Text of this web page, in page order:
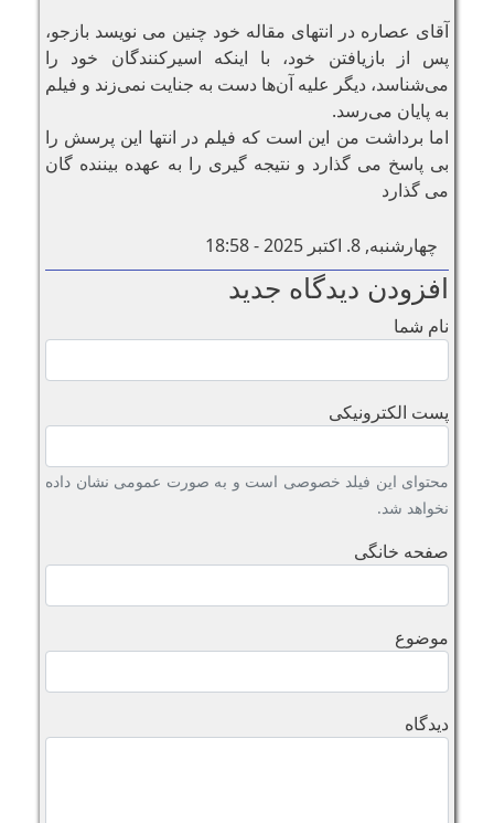
آقاى عصاره در انتهاى مقاله خود چنين مى نويسد بازجو،
پس از بازیافتن خود، با اینکه اسیرکنندگان خود را
می‌شناسد، دیگر علیه آن‌ها دست به جنایت نمی‌زند و فیلم
به پایان می‌رسد.
اما برداشت من اين است كه فيلم در انتها اين پرسش را
بى پاسخ مى گذارد و نتيجه گيرى را به عهده بيننده گان
مى گذارد
چهارشنبه, 8. اکتبر 2025 - 18:58
افزودن دیدگاه جدید
نام شما
پست الکترونیکی
محتوای این فیلد خصوصی است و به صورت عمومی نشان داده
نخواهد شد.
صفحه خانگی
موضوع
دیدگاه